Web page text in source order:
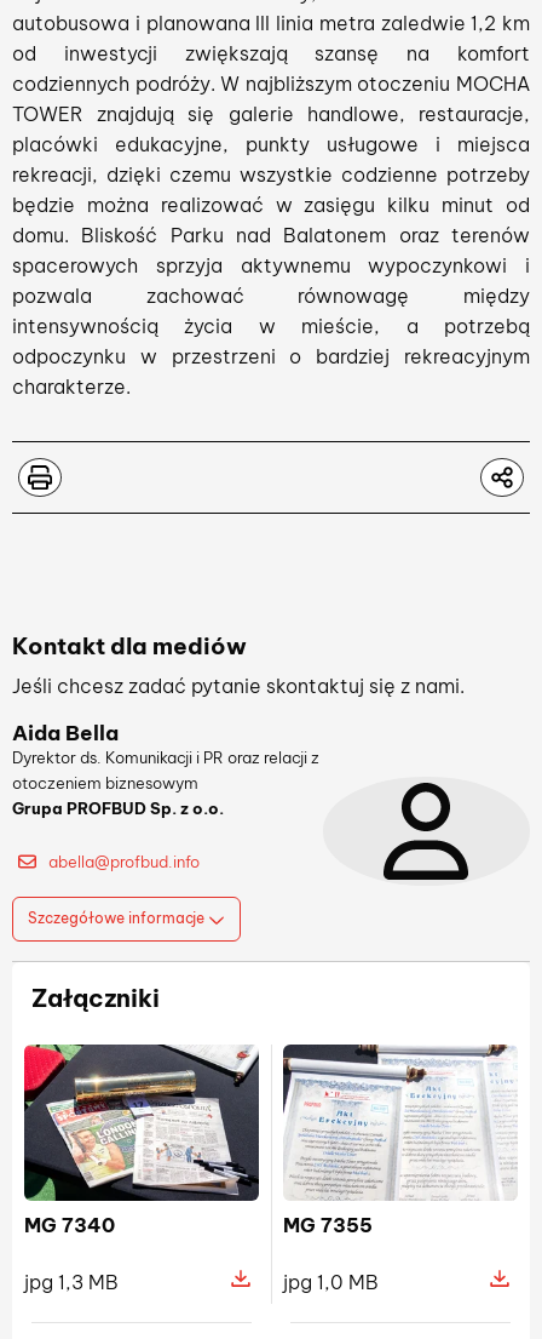
autobusowa i planowana III linia metra zaledwie 1,2 km
od inwestycji zwiększają szansę na komfort
codziennych podróży. W najbliższym otoczeniu MOCHA
TOWER znajdują się galerie handlowe, restauracje,
placówki edukacyjne, punkty usługowe i miejsca
rekreacji, dzięki czemu wszystkie codzienne potrzeby
będzie można realizować w zasięgu kilku minut od
domu. Bliskość Parku nad Balatonem oraz terenów
spacerowych sprzyja aktywnemu wypoczynkowi i
pozwala zachować równowagę między
intensywnością życia w mieście, a potrzebą
odpoczynku w przestrzeni o bardziej rekreacyjnym
charakterze.
Kontakt dla mediów
Jeśli chcesz zadać pytanie skontaktuj się z nami.
Aida Bella
Dyrektor ds. Komunikacji i PR oraz relacji z
otoczeniem biznesowym
Grupa PROFBUD Sp. z o.o.
abella@profbud.info
Szczegółowe informacje
Załączniki
MG 7340
jpg 1,3 MB
MG 7355
jpg 1,0 MB